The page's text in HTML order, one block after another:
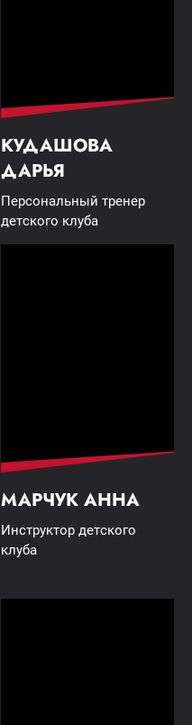
КУДАШОВА
ДАРЬЯ
Персональный тренер
детского клуба
МАРЧУК АННА
Инструктор детского
клуба